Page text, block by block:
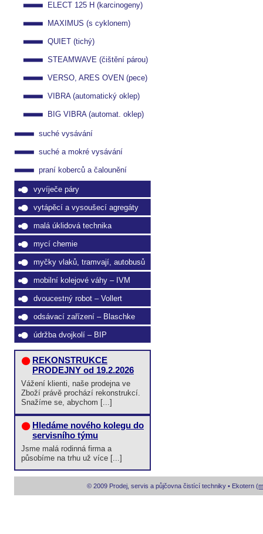
ELECT 125 H (karcinogeny)
MAXIMUS (s cyklonem)
QUIET (tichý)
STEAMWAVE (čištění párou)
VERSO, ARES OVEN (pece)
VIBRA (automatický oklep)
BIG VIBRA (automat. oklep)
suché vysávání
suché a mokré vysávání
praní koberců a čalounění
vyvíječe páry
vytápěcí a vysoušecí agregáty
malá úklidová technika
mycí chemie
myčky vlaků, tramvají, autobusů
mobilní kolejové váhy – IVM
dvoucestný robot – Vollert
odsávací zařízení – Blaschke
údržba dvojkolí – BIP
REKONSTRUKCE
PRODEJNY od 19.2.2026
Vážení klienti, naše prodejna ve
Zboží právě prochází rekonstrukcí.
Snažíme se, abychom [...]
Hledáme nového kolegu do
servisního týmu
Jsme malá rodinná firma a
působíme na trhu už více [...]
© 2009 Prodej, servis a půjčovna čistící techniky • Ekotern (